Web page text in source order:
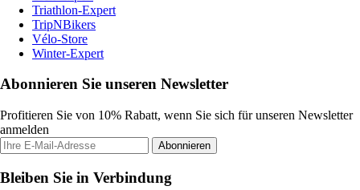
Triathlon-Expert
TripNBikers
Vélo-Store
Winter-Expert
Abonnieren Sie unseren Newsletter
Profitieren Sie von 10% Rabatt, wenn Sie sich für unseren Newsletter
anmelden
Abonnieren
Bleiben Sie in Verbindung